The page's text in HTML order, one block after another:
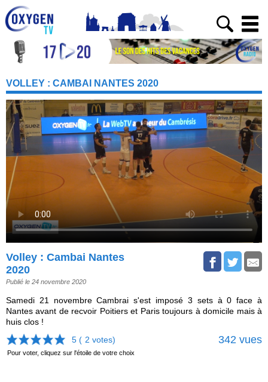
VOLLEY : CAMBAI NANTES 2020
Volley : Cambai Nantes
2020
Publié le 24 novembre 2020
Samedi 21 novembre Cambrai s'est imposé 3 sets à 0 face à
Nantes avant de recvoir Poitiers et Paris toujours à domicile mais à
huis clos !
5 ( 2 votes) 342 vues
Pour voter, cliquez sur l'étoile de votre choix